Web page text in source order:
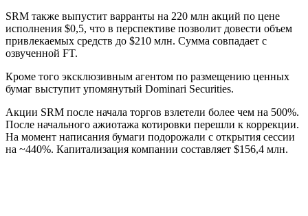
SRM также выпустит варранты на 220 млн акций по цене
исполнения $0,5, что в перспективе позволит довести объем
привлекаемых средств до $210 млн. Сумма совпадает с
озвученной FT.
Кроме того эксклюзивным агентом по размещению ценных
бумаг выступит упомянутый Dominari Securities.
Акции SRM после начала торгов взлетели более чем на 500%.
После начального ажиотажа котировки перешли к коррекции.
На момент написания бумаги подорожали с открытия сессии
на ~440%. Капитализация компании составляет $156,4 млн.